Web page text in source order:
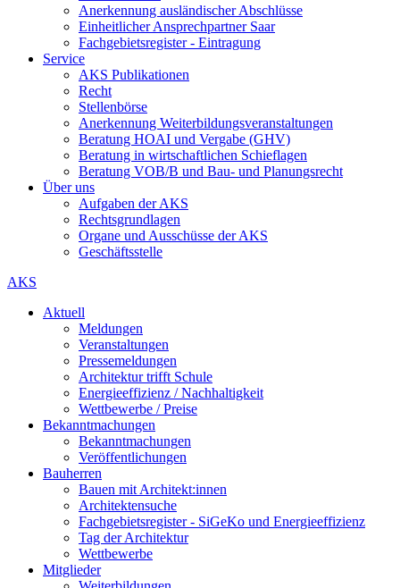
Anerkennung ausländischer Abschlüsse
Einheitlicher Ansprechpartner Saar
Fachgebietsregister - Eintragung
Service
AKS Publikationen
Recht
Stellenbörse
Anerkennung Weiterbildungsveranstaltungen
Beratung HOAI und Vergabe (GHV)
Beratung in wirtschaftlichen Schieflagen
Beratung VOB/B und Bau- und Planungsrecht
Über uns
Aufgaben der AKS
Rechtsgrundlagen
Organe und Ausschüsse der AKS
Geschäftsstelle
AKS
Aktuell
Meldungen
Veranstaltungen
Pressemeldungen
Architektur trifft Schule
Energieeffizienz / Nachhaltigkeit
Wettbewerbe / Preise
Bekanntmachungen
Bekanntmachungen
Veröffentlichungen
Bauherren
Bauen mit Architekt:innen
Architektensuche
Fachgebietsregister - SiGeKo und Energieeffizienz
Tag der Architektur
Wettbewerbe
Mitglieder